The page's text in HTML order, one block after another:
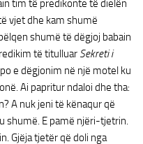
tim të predikonte të dielën
vjet dhe kam shumë
shumë të dëgjoj babain
të titulluar Sekreti i
e dëgjonim në një motel ku
Ai papritur ndaloi dhe tha:
A nuk jeni të kënaqur që
shumë. E pamë njëri-tjetrin.
Gjëja tjetër që doli nga